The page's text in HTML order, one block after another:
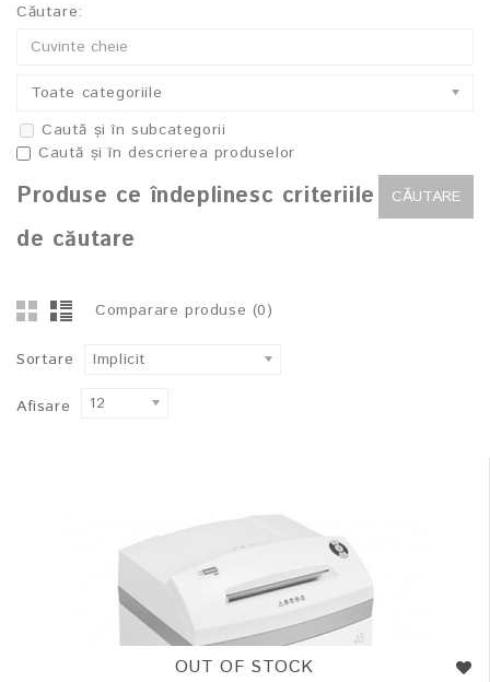
Căutare:
Toate categoriile
Caută și în subcategorii
Caută și în descrierea produselor
Produse ce îndeplinesc criteriile
de căutare
Comparare produse (0)
Sortare Implicit
Afisare 12
OUT OF STOCK